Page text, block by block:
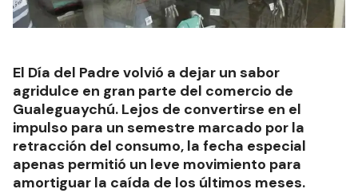
El Día del Padre volvió a dejar un sabor
agridulce en gran parte del comercio de
Gualeguaychú. Lejos de convertirse en el
impulso para un semestre marcado por la
retracción del consumo, la fecha especial
apenas permitió un leve movimiento para
amortiguar la caída de los últimos meses.